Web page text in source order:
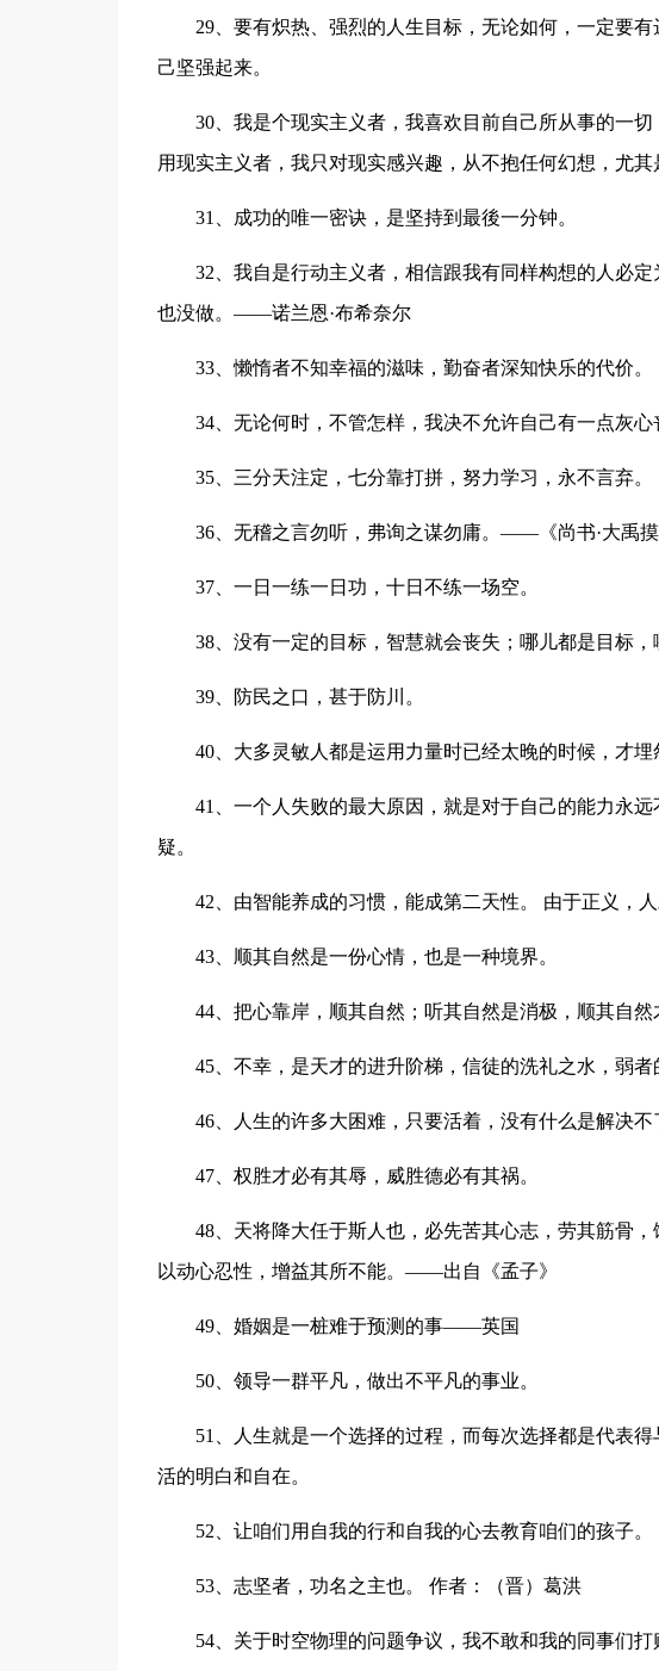
29、要有炽热、强烈的人生目标，无论如何，一定要
己坚强起来。
30、我是个现实主义者，我喜欢目前自己所从事的一
用现实主义者，我只对现实感兴趣，从不抱任何幻想，尤其
31、成功的唯一密诀，是坚持到最後一分钟。
32、我自是行动主义者，相信跟我有同样构想的人必
也没做。——诺兰恩·布希奈尔
33、懒惰者不知幸福的滋味，勤奋者深知快乐的代价。
34、无论何时，不管怎样，我决不允许自己有一点灰心
35、三分天注定，七分靠打拼，努力学习，永不言弃。
36、无稽之言勿听，弗询之谋勿庸。——《尚书·大禹摸
37、一日一练一日功，十日不练一场空。
38、没有一定的目标，智慧就会丧失；哪儿都是目标
39、防民之口，甚于防川。
40、大多灵敏人都是运用力量时已经太晚的时候，才
41、一个人失败的最大原因，就是对于自己的能力永
疑。
42、由智能养成的习惯，能成第二天性。 由于正义，
43、顺其自然是一份心情，也是一种境界。
44、把心靠岸，顺其自然；听其自然是消极，顺其自然
45、不幸，是天才的进升阶梯，信徒的洗礼之水，弱者
46、人生的许多大困难，只要活着，没有什么是解决不
47、权胜才必有其辱，威胜德必有其祸。
48、天将降大任于斯人也，必先苦其心志，劳其筋骨
以动心忍性，增益其所不能。——出自《孟子》
49、婚姻是一桩难于预测的事——英国
50、领导一群平凡，做出不平凡的事业。
51、人生就是一个选择的过程，而每次选择都是代表
活的明白和自在。
52、让咱们用自我的行和自我的心去教育咱们的孩子。
53、志坚者，功名之主也。 作者：（晋）葛洪
54、关于时空物理的问题争议，我不敢和我的同事们